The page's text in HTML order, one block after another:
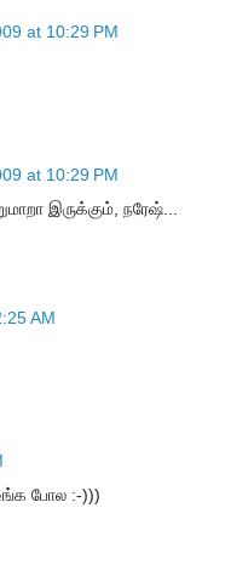
at 10:29 PM
at 10:29 PM
இருக்கும், நரேஷ்...
AM
போல :-)))